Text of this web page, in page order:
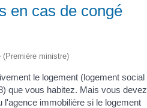
en cas de congé
ministre)
le logement (logement social
que vous habitez. Mais vous devez
l'agence immobilière si le logement